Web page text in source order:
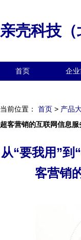
亲壳科技（
首页 企
当前位置： 首页 > 产品
超客营销的互联网信息服
从“要我用”到
客营销